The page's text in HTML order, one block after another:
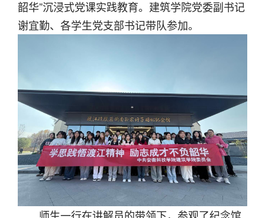
韶华”沉浸式党课实践教育。建筑学院党委副书记
谢宜勤、各学生党支部书记带队参加。